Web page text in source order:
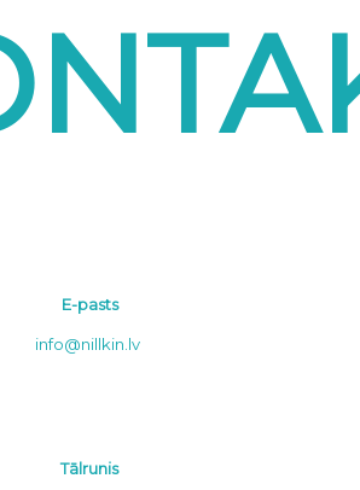
E-pasts
info@nillkin.lv
Tālrunis